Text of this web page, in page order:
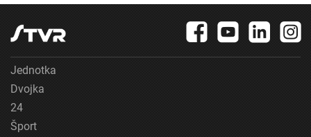
Jednotka
Dvojka
24
Šport